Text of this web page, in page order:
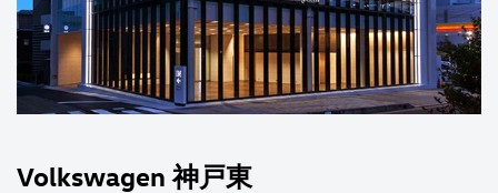
Volkswagen 神戸東